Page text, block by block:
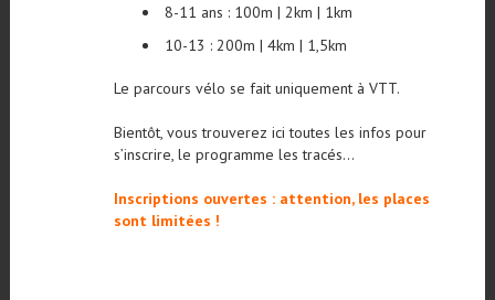
8-11 ans : 100m | 2km | 1km
10-13 : 200m | 4km | 1,5km
Le parcours vélo se fait uniquement à VTT.
Bientôt, vous trouverez ici toutes les infos pour
s’inscrire, le programme les tracés…
Inscriptions ouvertes : attention, les places
sont limitées !